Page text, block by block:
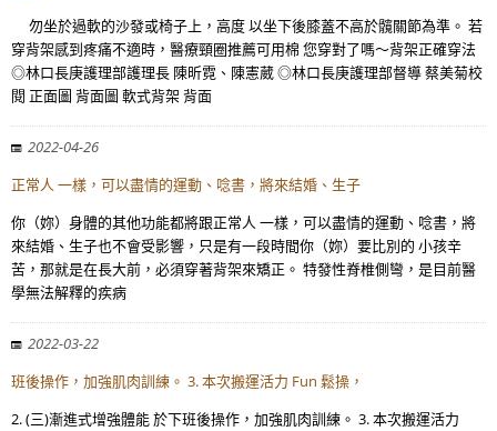
勿坐於過軟的沙發或椅子上，高度 以坐下後膝蓋不高於髖關節為準。 若
穿背架感到疼痛不適時，醫療頸圈推薦可用棉 您穿對了嗎～背架正確穿法
◎林口長庚護理部護理長 陳昕霓、陳憲葳 ◎林口長庚護理部督導 蔡美菊校
閱 正面圖 背面圖 軟式背架 背面
2022-04-26
正常人 一樣，可以盡情的運動、唸書，將來結婚、生子
你（妳）身體的其他功能都將跟正常人 一樣，可以盡情的運動、唸書，將
來結婚、生子也不會受影響，只是有一段時間你（妳）要比別的 小孩辛
苦，那就是在長大前，必須穿著背架來矯正。 特發性脊椎側彎，是目前醫
學無法解釋的疾病
2022-03-22
班後操作，加強肌肉訓練。 3. 本次搬運活力 Fun 鬆操，
2. (三)漸進式增強體能 於下班後操作，加強肌肉訓練。 3. 本次搬運活力